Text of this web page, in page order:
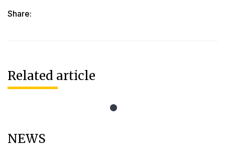
Share:
Related article
NEWS